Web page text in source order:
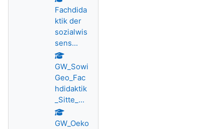
Fachdida
ktik der
sozialwis
sens...
GW_Sowi
Geo_Fac
hdidaktik
_Sitte_...
GW_Oeko